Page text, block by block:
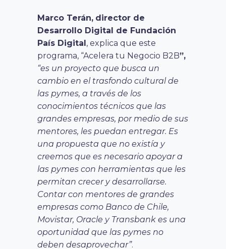
Marco Terán, director de
Desarrollo Digital de Fundación
País Digital, explica que este
programa, “Acelera tu Negocio B2B”,
“es un proyecto que busca un
cambio en el trasfondo cultural de
las pymes, a través de los
conocimientos técnicos que las
grandes empresas, por medio de sus
mentores, les puedan entregar. Es
una propuesta que no existía y
creemos que es necesario apoyar a
las pymes con herramientas que les
permitan crecer y desarrollarse.
Contar con mentores de grandes
empresas como Banco de Chile,
Movistar, Oracle y Transbank es una
oportunidad que las pymes no
deben desaprovechar”.